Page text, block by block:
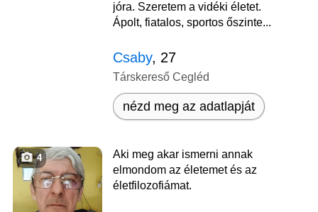
jóra. Szeretem a vidéki életet.
Ápolt, fiatalos, sportos őszinte...
Csaby, 27
Társkereső Cegléd
nézd meg az adatlapját
4
Aki meg akar ismerni annak
elmondom az életemet és az
életfilozofiámat.